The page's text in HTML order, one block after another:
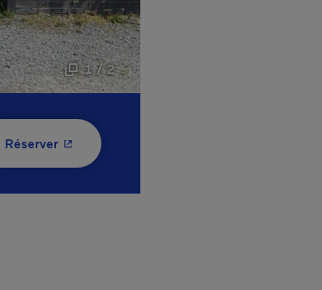
1 / 2
Réserver- Cet hyperlien s'ouvrira dans une nouvelle